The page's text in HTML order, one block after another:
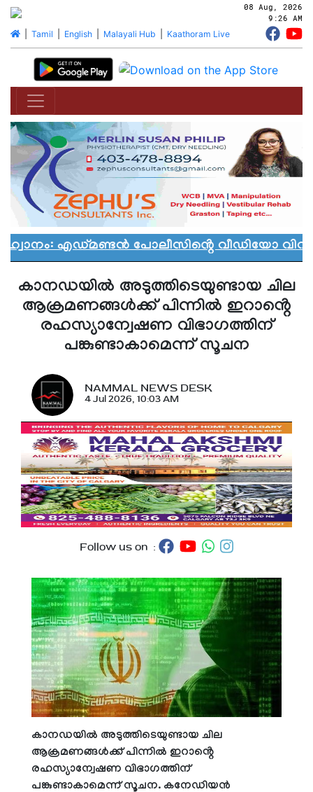
08 Aug, 2026
9:26 AM
| Tamil English| Malayali Hub Kaathoram Live
എഡ്മണ്ടൻ പോലീസിൻ്റെ വീഡിയോ
കാനഡയിൽ അടുത്തിടെയുണ്ടായ ചില
ആക്രമണങ്ങൾക്ക് പിന്നിൽ ഇറാൻ്റെ
രഹസ്യാന്വേഷണ വിഭാഗത്തിന്
പങ്കുണ്ടാകാമെന്ന് സൂചന
NAMMAL NEWS DESK
4 Jul 2026, 10:03 AM
Follow us on :
കാനഡയിൽ അടുത്തിടെയുണ്ടായ ചില
ആക്രമണങ്ങൾക്ക് പിന്നിൽ ഇറാൻ്റെ
രഹസ്യാന്വേഷണ വിഭാഗത്തിന്
പങ്കുണ്ടാകാമെന്ന് സൂചന. കനേഡിയൻ